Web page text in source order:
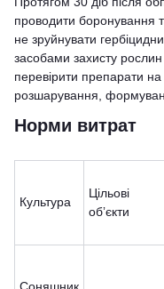
проводити боронування
не зруйнувати
засобами захисту рослин
перевірити препарати на
розшарування,
Норми витрат
Культура
Цільові
обʼєкти